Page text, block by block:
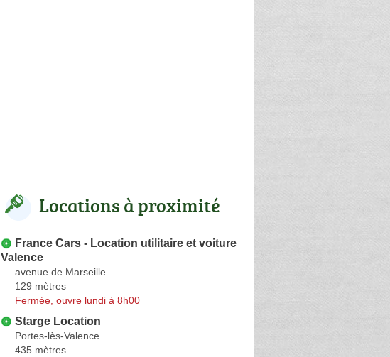
Locations à proximité
France Cars - Location utilitaire et voiture
Valence
avenue de Marseille
129 mètres
Fermée, ouvre lundi à 8h00
Starge Location
Portes-lès-Valence
435 mètres